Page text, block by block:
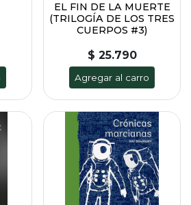
EL FIN DE LA MUERTE
(TRILOGÍA DE LOS TRES
CUERPOS #3)
$ 25.790
Agregar al carro